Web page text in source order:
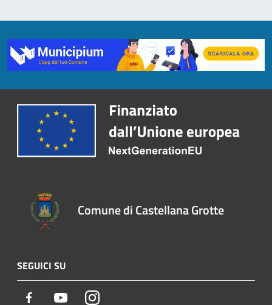
Comune di Castellana Grotte
SEGUICI SU
Facebook YoutubeInstagram